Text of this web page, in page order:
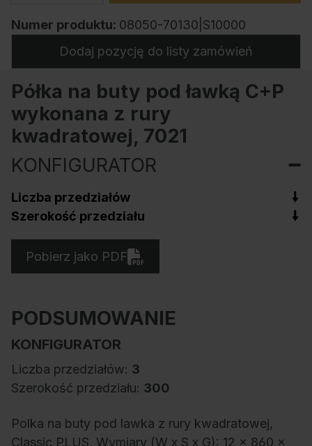
Numer produktu: 08050-70130|S10000
Dodaj pozycję do listy zamówień
Półka na buty pod ławką C+P
wykonana z rury
kwadratowej, 7021
KONFIGURATOR
Liczba przedziałów
Szerokość przedziału
Pobierz jako PDF
PODSUMOWANIE
KONFIGURATOR
Liczba przedziałów: 3
Szerokość przedziału: 300
Polka na buty pod lawka z rury kwadratowej,
Classic PLUS, Wymiary (W x S x G): 12 x 860 x